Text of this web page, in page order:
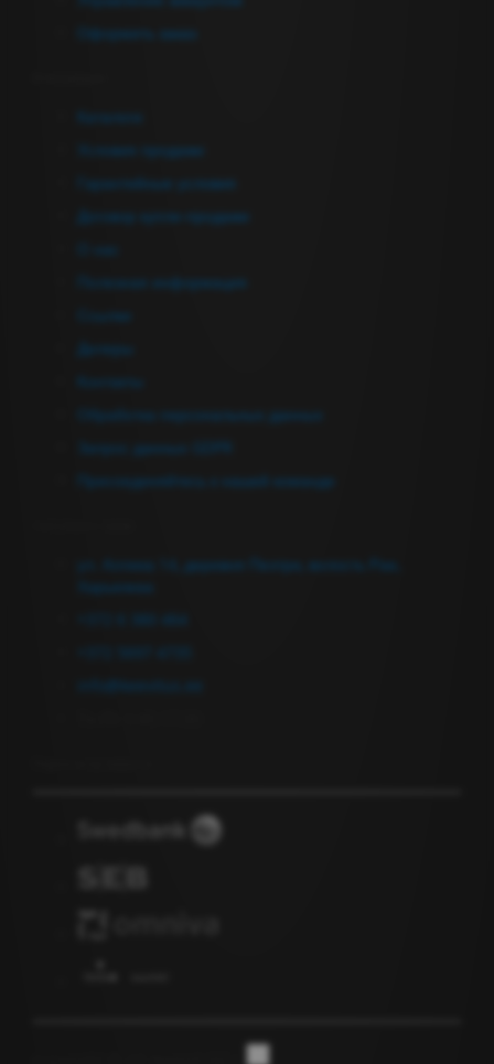
Оформить заказ
Каталоги
Условия продажи
Гарантийные условия
Договор купли-продажи
О нас
Полезная информация
Ссылки
Дилеры
Контакты
Обработка персональных данных
Запрос данных GDPR
Присоединяйтесь к нашей команде
ул. Аллика 14, деревня Пеэтри, волость Рае,
Харьюмаа